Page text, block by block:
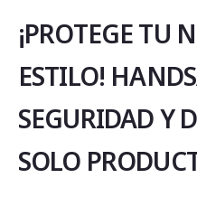
¡PROTEGE TU
ESTILO!
SEGURIDAD Y
SOLO